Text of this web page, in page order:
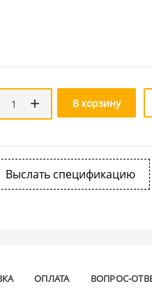
В корзину
Выслать спецификацию
ОПЛАТА ВОПРОС-